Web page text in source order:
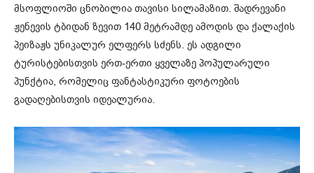
მსოფლიოში ცნობილია თავისი სილამაზით. შადრევანი
ჟენევის ტბიდან ზევით 140 მეტრამდე ამოდის და ქალაქის
პეიზაჟს უნიკალურ ელფერს სძენს. ეს ადგილი
ტურისტებისთვის ერთ-ერთი ყველაზე პოპულარული
პუნქტია, რომელიც ფანტასტიკური ფოტოების
გადაღებისთვის იდეალურია.